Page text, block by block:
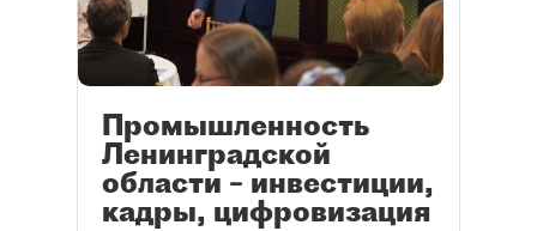
Промышленность
Ленинградской
области – инвестиции,
кадры, цифровизация